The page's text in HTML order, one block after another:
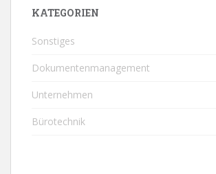
KATEGORIEN
Sonstiges
Dokumentenmanagement
Unternehmen
Bürotechnik